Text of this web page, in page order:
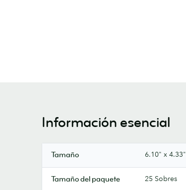
Información esencial
Tamaño 6.10" x 4.33"
Tamaño del paquete 25 Sobres